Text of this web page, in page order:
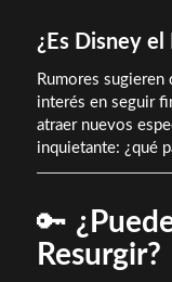
¿Es Disney el
Rumores
interés en seguir
atraer nuevos
inquietante: ¿qué
🔑
Resurgir?